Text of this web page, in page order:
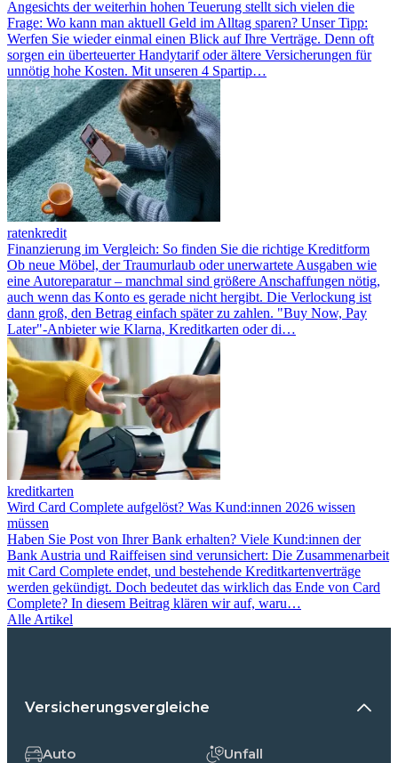
Angesichts der weiterhin hohen Teuerung stellt sich vielen die
Frage: Wo kann man aktuell Geld im Alltag sparen? Unser Tipp:
Werfen Sie wieder einmal einen Blick auf Ihre Verträge. Denn oft
sorgen ein überteuerter Handytarif oder ältere Versicherungen für
unnötig hohe Kosten. Mit unseren 4 Spartip…
ratenkredit
Finanzierung im Vergleich: So finden Sie die richtige Kreditform
Ob neue Möbel, der Traumurlaub oder unerwartete Ausgaben wie
eine Autoreparatur – manchmal sind größere Anschaffungen nötig,
auch wenn das Konto es gerade nicht hergibt. Die Verlockung ist
dann groß, den Betrag einfach später zu zahlen. "Buy Now, Pay
Later"-Anbieter wie Klarna, Kreditkarten oder di…
kreditkarten
Wird Card Complete aufgelöst? Was Kund:innen 2026 wissen
müssen
Haben Sie Post von Ihrer Bank erhalten? Viele Kund:innen der
Bank Austria und Raiffeisen sind verunsichert: Die Zusammenarbeit
mit Card Complete endet, und bestehende Kreditkartenverträge
werden gekündigt. Doch bedeutet das wirklich das Ende von Card
Complete? In diesem Beitrag klären wir auf, waru…
Alle Artikel
Versicherungsvergleiche
Auto
Unfall